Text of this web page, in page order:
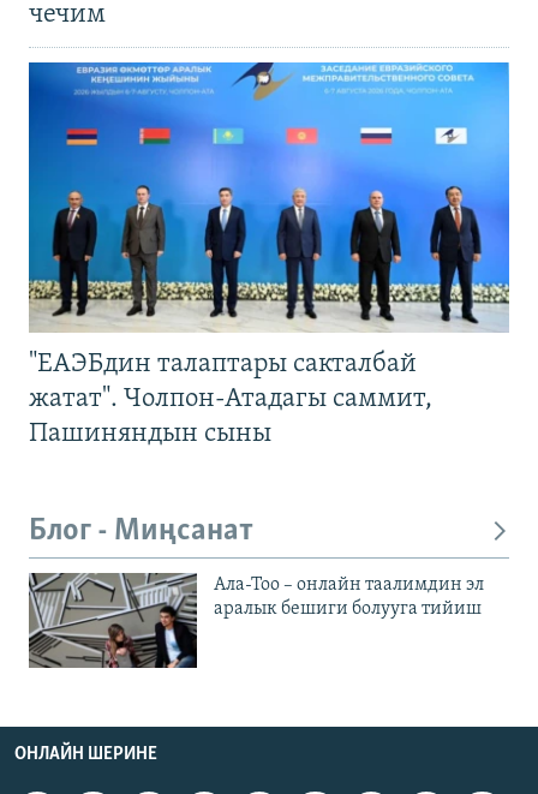
чечим
"ЕАЭБдин талаптары сакталбай
жатат". Чолпон-Атадагы саммит,
Пашиняндын сыны
Блог - Миңсанат
Ала-Тоо – онлайн таалимдин эл
аралык бешиги болууга тийиш
ОНЛАЙН ШЕРИНЕ